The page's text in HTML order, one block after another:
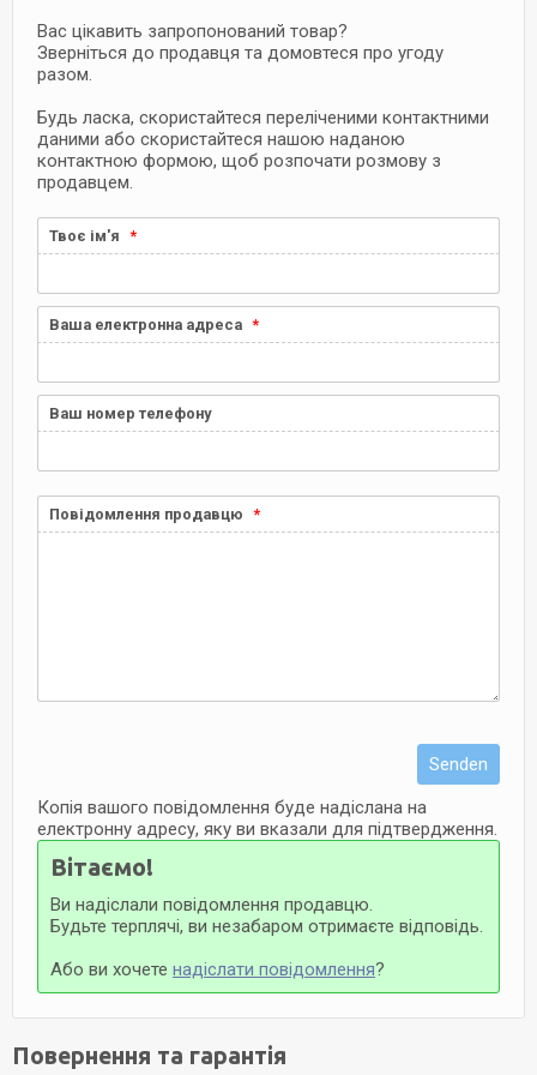
Вас цікавить запропонований товар?
Зверніться до продавця та домовтеся про угоду
разом.
Будь ласка, скористайтеся переліченими контактними
даними або скористайтеся нашою наданою
контактною формою, щоб розпочати розмову з
продавцем.
Твоє ім'я
Ваша електронна адреса
Ваш номер телефону
Повідомлення продавцю
Senden
Копія вашого повідомлення буде надіслана на
електронну адресу, яку ви вказали для підтвердження.
Вітаємо!
Ви надіслали повідомлення продавцю.
Будьте терплячі, ви незабаром отримаєте відповідь.
Або ви хочете надіслати повідомлення?
Повернення та гарантія